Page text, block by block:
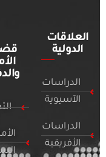
العلاقات
الدولية
الدراسات
الآسيوية
الدراسات
الأفريقية
الأمن